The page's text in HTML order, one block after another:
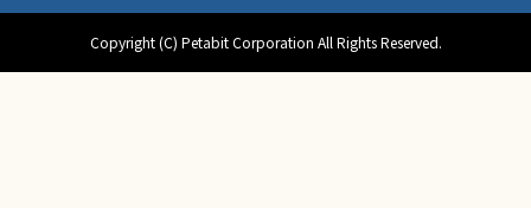
Copyright (C) Petabit Corporation All Rights Reserved.